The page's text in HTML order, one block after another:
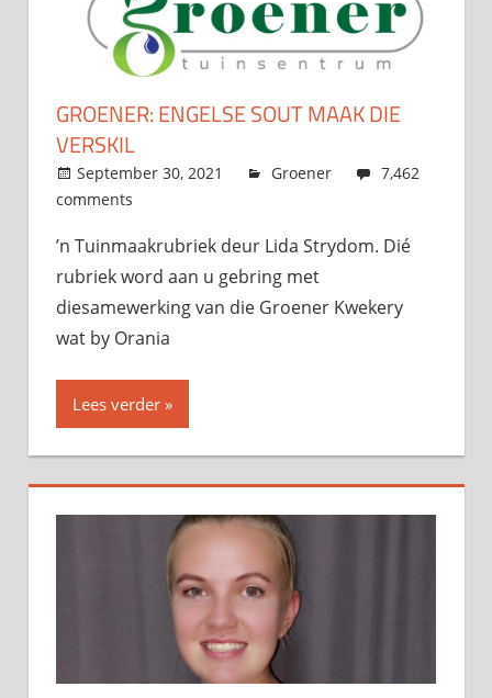
GROENER: ENGELSE SOUT MAAK DIE
VERSKIL
September 30, 2021 admin
Groener
7,462
comments
’n Tuinmaakrubriek deur Lida Strydom. Dié
rubriek word aan u gebring met
diesamewerking van die Groener Kwekery
wat by Orania
Lees verder